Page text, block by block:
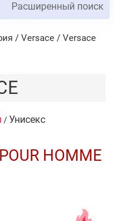
Расширенный поиск
/ Versace / Versace
/Унисекс
HOMME